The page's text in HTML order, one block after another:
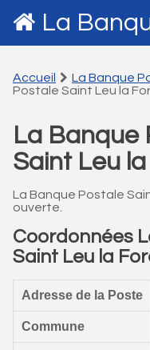
La
Accueil La Banque
Postale Saint Leu la
La Banque
Saint Leu
La Banque Postale
ouverte.
Coordonnées
Saint Leu la
Adresse de la Poste
Commune